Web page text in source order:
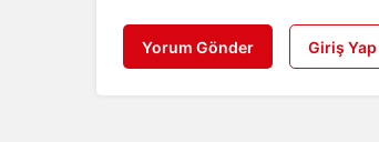
Yorum Gönder Giriş Yap